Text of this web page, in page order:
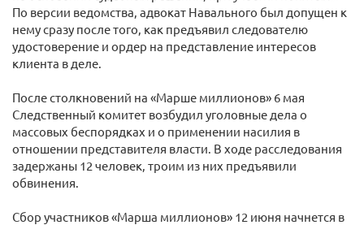
По версии ведомства, адвокат Навального был допущен к
нему сразу после того, как предъявил следователю
удостоверение и ордер на представление интересов
клиента в деле.
После столкновений на «Марше миллионов» 6 мая
Следственный комитет возбудил уголовные дела о
массовых беспорядках и о применении насилия в
отношении представителя власти. В ходе расследования
задержаны 12 человек, троим из них предъявили
обвинения.
Сбор участников «Марша миллионов» 12 июня начнется в